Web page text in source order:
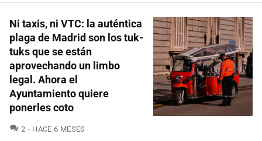
Ni taxis, ni VTC: la auténtica
plaga de Madrid son los tuk-
tuks que se están
aprovechando un limbo
legal. Ahora el
Ayuntamiento quiere
ponerles coto
2 COMENTARIOS
HACE 6 MESES